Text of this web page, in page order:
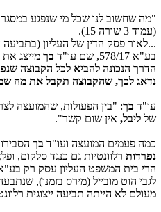
"מה שחשוב לנו שכל מי שנפגע
(עמוד 3 שורה 15).
...לאור פסק הדין של העליון (בתביעה
בע"א 578/17, שם עו"ד
בך מייצג את
הדרך הנכונה להביא לכל הקבוצה
נדאג לכך, שהקבוצה תקבל את מה
עו"ד בך: "בין הפעולות, שהמועצה
של ליבל, אין שום קשר".
כמה פעמים המועצה ועו"ד בך
נפרדות רלוונטיות גם כנגד סלקום,
הרי בית המשפט העליון עסק רק בע"א 578/17
לגבי הוט מובייל (מירס בזמנו),
מעולם לא הייתה תביעה ייצוגית